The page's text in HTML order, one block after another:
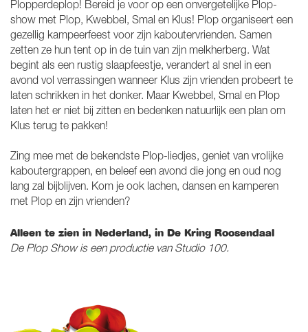
Plopperdeplop! Bereid je voor op een onvergetelijke Plop-
show met Plop, Kwebbel, Smal en Klus! Plop organiseert een
gezellig kampeerfeest voor zijn kaboutervrienden. Samen
zetten ze hun tent op in de tuin van zijn melkherberg. Wat
begint als een rustig slaapfeestje, verandert al snel in een
avond vol verrassingen wanneer Klus zijn vrienden probeert te
laten schrikken in het donker. Maar Kwebbel, Smal en Plop
laten het er niet bij zitten en bedenken natuurlijk een plan om
Klus terug te pakken!
Zing mee met de bekendste Plop-liedjes, geniet van vrolijke
kaboutergrappen, en beleef een avond die jong en oud nog
lang zal bijblijven. Kom je ook lachen, dansen en kamperen
met Plop en zijn vrienden?
Alleen te zien in Nederland, in De Kring Roosendaal
De Plop Show is een productie van Studio 100.
Inzoomen